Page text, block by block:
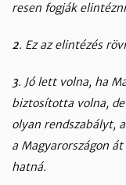
re­sen fog­ják
2. Ez az elin­té­zés
3. Jó lett vol­na, ha
biz­to­sí­tot­ta vol­na,
olyan rend­sza­bályt,
a Ma­gyaror­szá­gon
hat­ná.